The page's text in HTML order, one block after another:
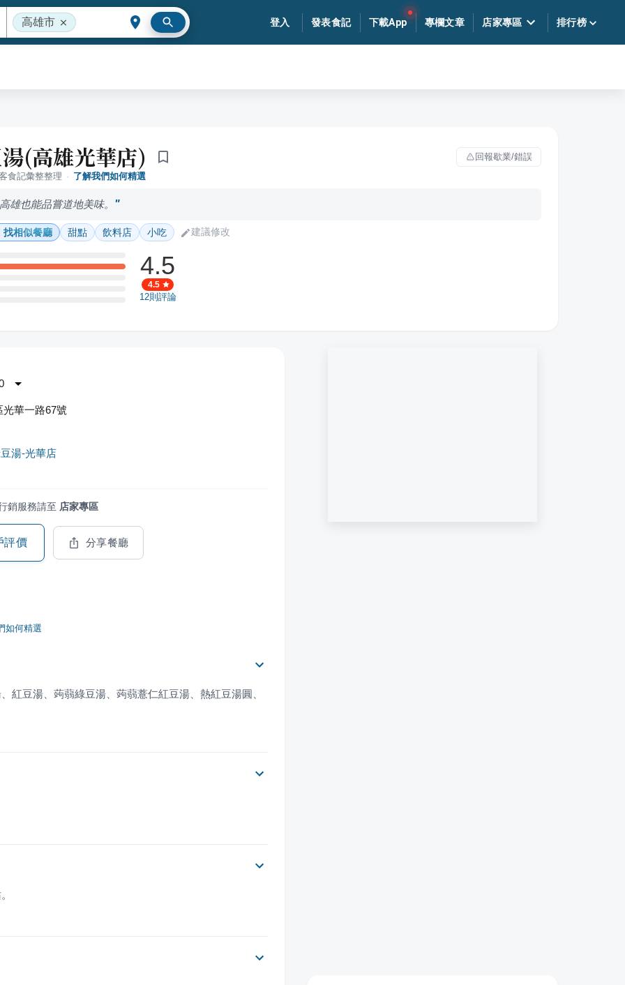
高雄市 登入 發表食記 下載App 專欄文章 店家專區 排行榜
(高雄光華店)
回報歇業/錯誤
食記彙整整理 · 了解我們如何精選
雄也能品嘗道地美味。
找相似餐廳 甜點 飲料店 小吃 建議修改
4.5
4.5
12則評論
華一路67號
湯-光華店
銷服務請至 店家專區
評價 分享餐廳
如何精選
紅豆湯、蒟蒻綠豆湯、蒟蒻薏仁紅豆湯、熱紅豆湯圓、